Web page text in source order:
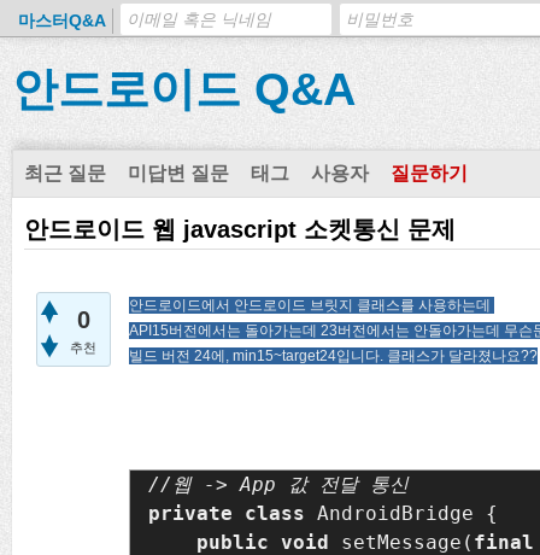
마스터Q&A
안드로이드 Q&A
최근 질문 미답변 질문 태그 사용자 질문하기
안드로이드 웹 javascript 소켓통신 문제
0
추천
안드로이드에서 안드로이드 브릿지 클래스를 사용하는데
API15버전에서는 돌아가는데 23버전에서는 안돌아가는데 무
빌드 버전 24에, min15~target24입니다. 클래스가 달라졌나요??
private class AndroidBridge {
public void setMessage(